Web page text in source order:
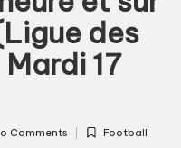
des
17
Comments
Posted
Football